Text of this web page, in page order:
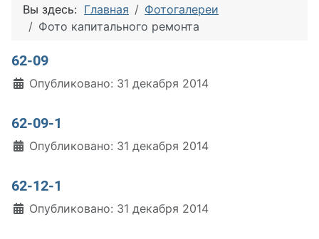
Вы здесь: Главная
Фотогалереи
Фото капитального ремонта
62-09
Информация о материале
Опубликовано: 31 декабря 2014
62-09-1
Информация о материале
Опубликовано: 31 декабря 2014
62-12-1
Информация о материале
Опубликовано: 31 декабря 2014